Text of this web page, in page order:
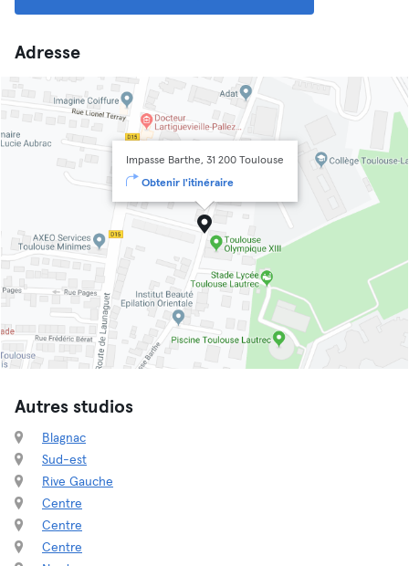
Adresse
Impasse Barthe, 31 200 Toulouse
Obtenir l'itinéraire
Autres studios
Blagnac
Sud-est
Rive Gauche
Centre
Centre
Centre